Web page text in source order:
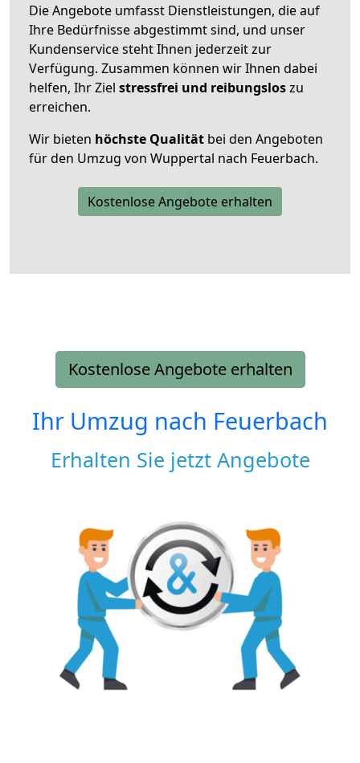
Die Angebote umfasst Dienstleistungen, die auf
Ihre Bedürfnisse abgestimmt sind, und unser
Kundenservice steht Ihnen jederzeit zur
Verfügung. Zusammen können wir Ihnen dabei
helfen, Ihr Ziel stressfrei und reibungsloszu
erreichen.
Wir bieten höchste Qualität bei den Angeboten
für den Umzug von Wuppertal nach Feuerbach.
Kostenlose Angebote erhalten
Kostenlose Angebote erhalten
Ihr Umzug nach Feuerbach
Erhalten Sie jetzt Angebote